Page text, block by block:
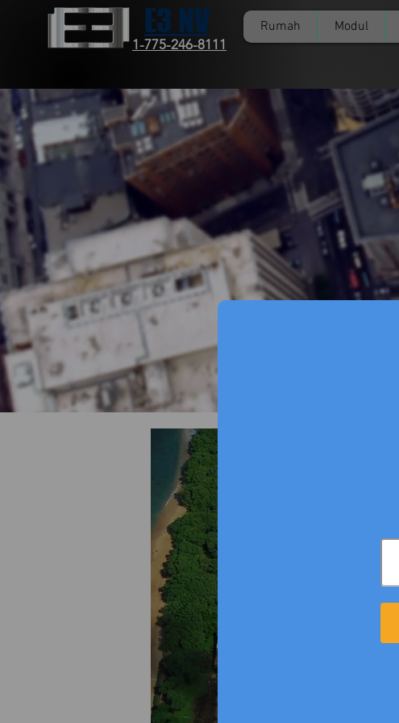
E3 NV
1-775-246-8111
Rumah Modul